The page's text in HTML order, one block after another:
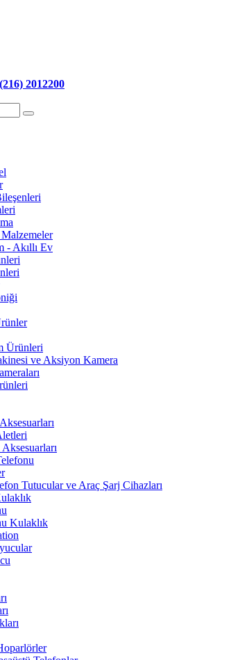
2012200
- Akıllı Ev
Ürünleri
ve Aksiyon Kamera
Tutucular ve Araç Şarj Cihazları
Kulaklık